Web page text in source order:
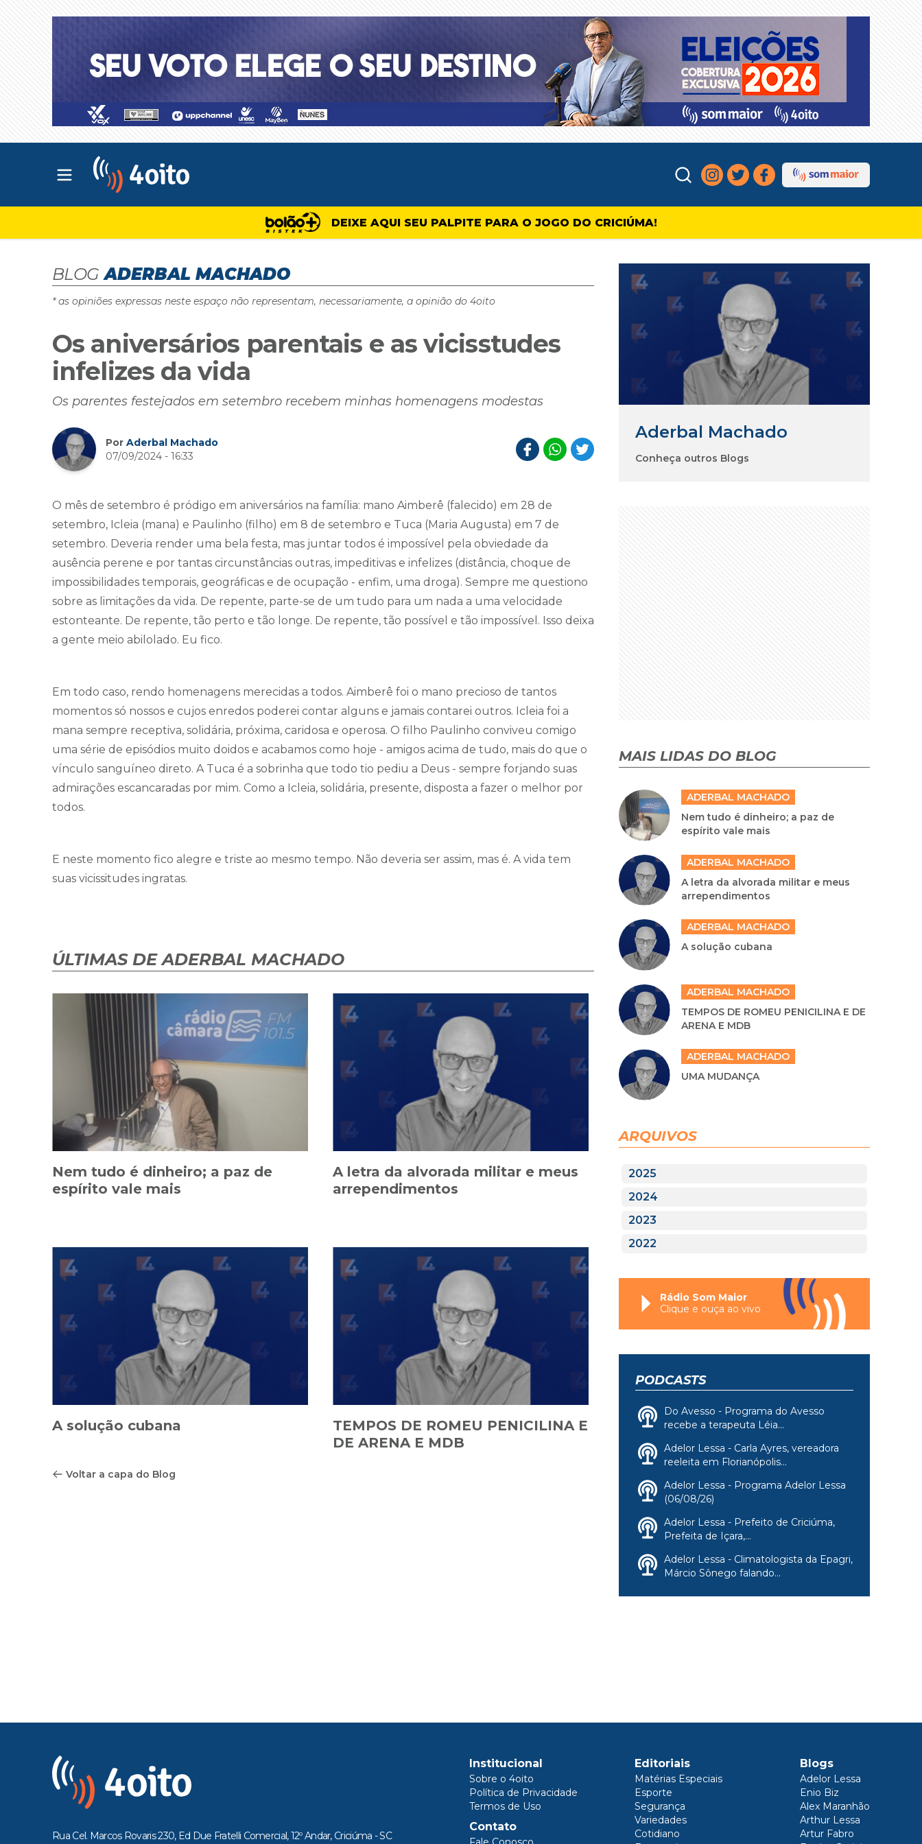
Abrir menu principal
DEIXE AQUI SEU PALPITE PARA O JOGO DO CRICIÚMA!
BLOG ADERBAL MACHADO
* as opiniões expressas neste espaço não representam, necessariamente, a opinião do 4oito
Os aniversários parentais e as vicisstudes
infelizes da vida
Os parentes festejados em setembro recebem minhas homenagens modestas
Por Aderbal Machado
07/09/2024 - 16:33
O mês de setembro é pródigo em aniversários na família: mano Aimberê (falecido) em 28 de
setembro, Icleia (mana) e Paulinho (filho) em 8 de setembro e Tuca (Maria Augusta) em 7 de
setembro. Deveria render uma bela festa, mas juntar todos é impossível pela obviedade da
ausência perene e por tantas circunstâncias outras, impeditivas e infelizes (distância, choque de
impossibilidades temporais, geográficas e de ocupação - enfim, uma droga). Sempre me questiono
sobre as limitações da vida. De repente, parte-se de um tudo para um nada a uma velocidade
estonteante. De repente, tão perto e tão longe. De repente, tão possível e tão impossível. Isso deixa
a gente meio abilolado. Eu fico.
Em todo caso, rendo homenagens merecidas a todos. Aimberê foi o mano precioso de tantos
momentos só nossos e cujos enredos poderei contar alguns e jamais contarei outros. Icleia foi a
mana sempre receptiva, solidária, próxima, caridosa e operosa. O filho Paulinho conviveu comigo
uma série de episódios muito doidos e acabamos como hoje - amigos acima de tudo, mais do que o
vínculo sanguíneo direto. A Tuca é a sobrinha que todo tio pediu a Deus - sempre forjando suas
admirações escancaradas por mim. Como a Icleia, solidária, presente, disposta a fazer o melhor por
todos.
E neste momento fico alegre e triste ao mesmo tempo. Não deveria ser assim, mas é. A vida tem
suas vicissitudes ingratas.
ÚLTIMAS DE ADERBAL MACHADO
Nem tudo é dinheiro; a paz de
espírito vale mais
A letra da alvorada militar e meus
arrependimentos
A solução cubana
TEMPOS DE ROMEU PENICILINA E
DE ARENA E MDB
Voltar a capa do Blog
Aderbal Machado
Conheça outros Blogs
MAIS LIDAS DO BLOG
ADERBAL MACHADO
Nem tudo é dinheiro; a paz de
espírito vale mais
ADERBAL MACHADO
A letra da alvorada militar e meus
arrependimentos
ADERBAL MACHADO
A solução cubana
ADERBAL MACHADO
TEMPOS DE ROMEU PENICILINA E DE
ARENA E MDB
ADERBAL MACHADO
UMA MUDANÇA
ARQUIVOS
2025
2024
2023
2022
Rádio Som Maior
Clique e ouça ao vivo
PODCASTS
Do Avesso - Programa do Avesso
recebe a terapeuta Léia...
Adelor Lessa - Carla Ayres, vereadora
reeleita em Florianópolis...
Adelor Lessa - Programa Adelor Lessa
(06/08/26)
Adelor Lessa - Prefeito de Criciúma,
Prefeita de Içara,...
Adelor Lessa - Climatologista da Epagri,
Márcio Sônego falando...
Rua Cel. Marcos Rovaris 230, Ed Due Fratelli Comercial, 12º Andar, Criciúma - SC
Institucional
Sobre o 4oito
Política de Privacidade
Termos de Uso
Contato
Editoriais
Matérias Especiais
Esporte
Segurança
Variedades
Cotidiano
Blogs
Adelor Lessa
Enio Biz
Alex Maranhão
Arthur Lessa
Artur Fabro